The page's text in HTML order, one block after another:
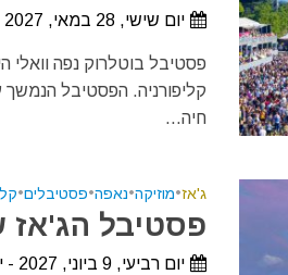
יום שישי, 28 במאי, 2027 - יום ראשון, 30 במאי, 2027
פסטיבל בוטלרוק נפה וואלי
קליפורניה. הפסטיבל הנמשך
חיה...
ג'אז•מוזיקה•נאפה•פסטיבלים•
פסטיבל הג'אז של
יום רביעי, 9 ביוני, 2027 - יום שבת, 12 ביוני, 2027